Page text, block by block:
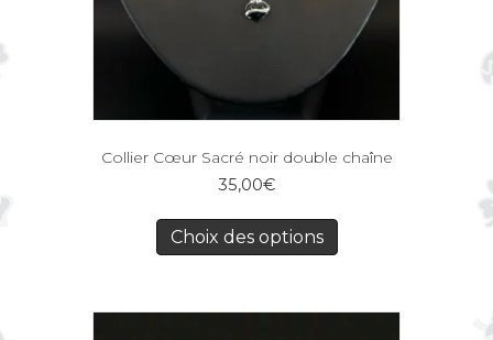
Collier Cœur Sacré noir double chaîne
35,00€
Choix des options